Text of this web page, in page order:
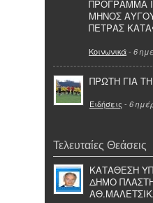
ΠΡΟΓΡΑΜΜΑ
ΜΗΝΟΣ
ΠΕΤΡΑΣ
Κοινωνικά- 6
ΠΡΩΤΗ ΓΙΑ
Ειδήσεις - 6
Τελευταίες Θεάσεις
ΚΑΤΑΘΕΣΗ
ΔΗΜΟ